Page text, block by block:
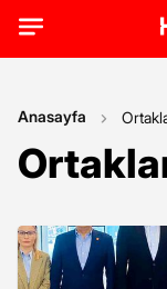
Anasayfa